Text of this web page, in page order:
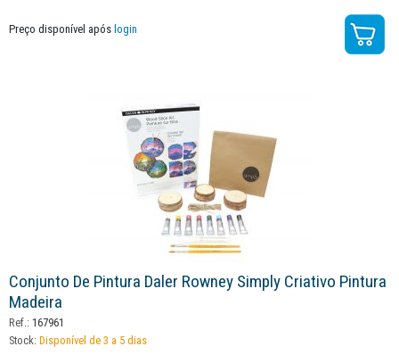
Preço disponível após login
Conjunto De Pintura Daler Rowney Simply Criativo Pintura
Madeira
Ref.: 167961
Stock: Disponível de 3 a 5 dias